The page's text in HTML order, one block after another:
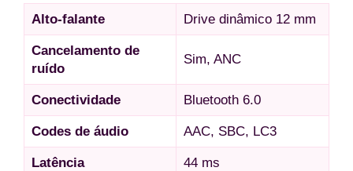
Alto-falante Drive dinâmico 12 mm
Cancelamento de
ruído
Sim, ANC
Conectividade Bluetooth 6.0
Codes de áudio AAC, SBC, LC3
Latência 44 ms